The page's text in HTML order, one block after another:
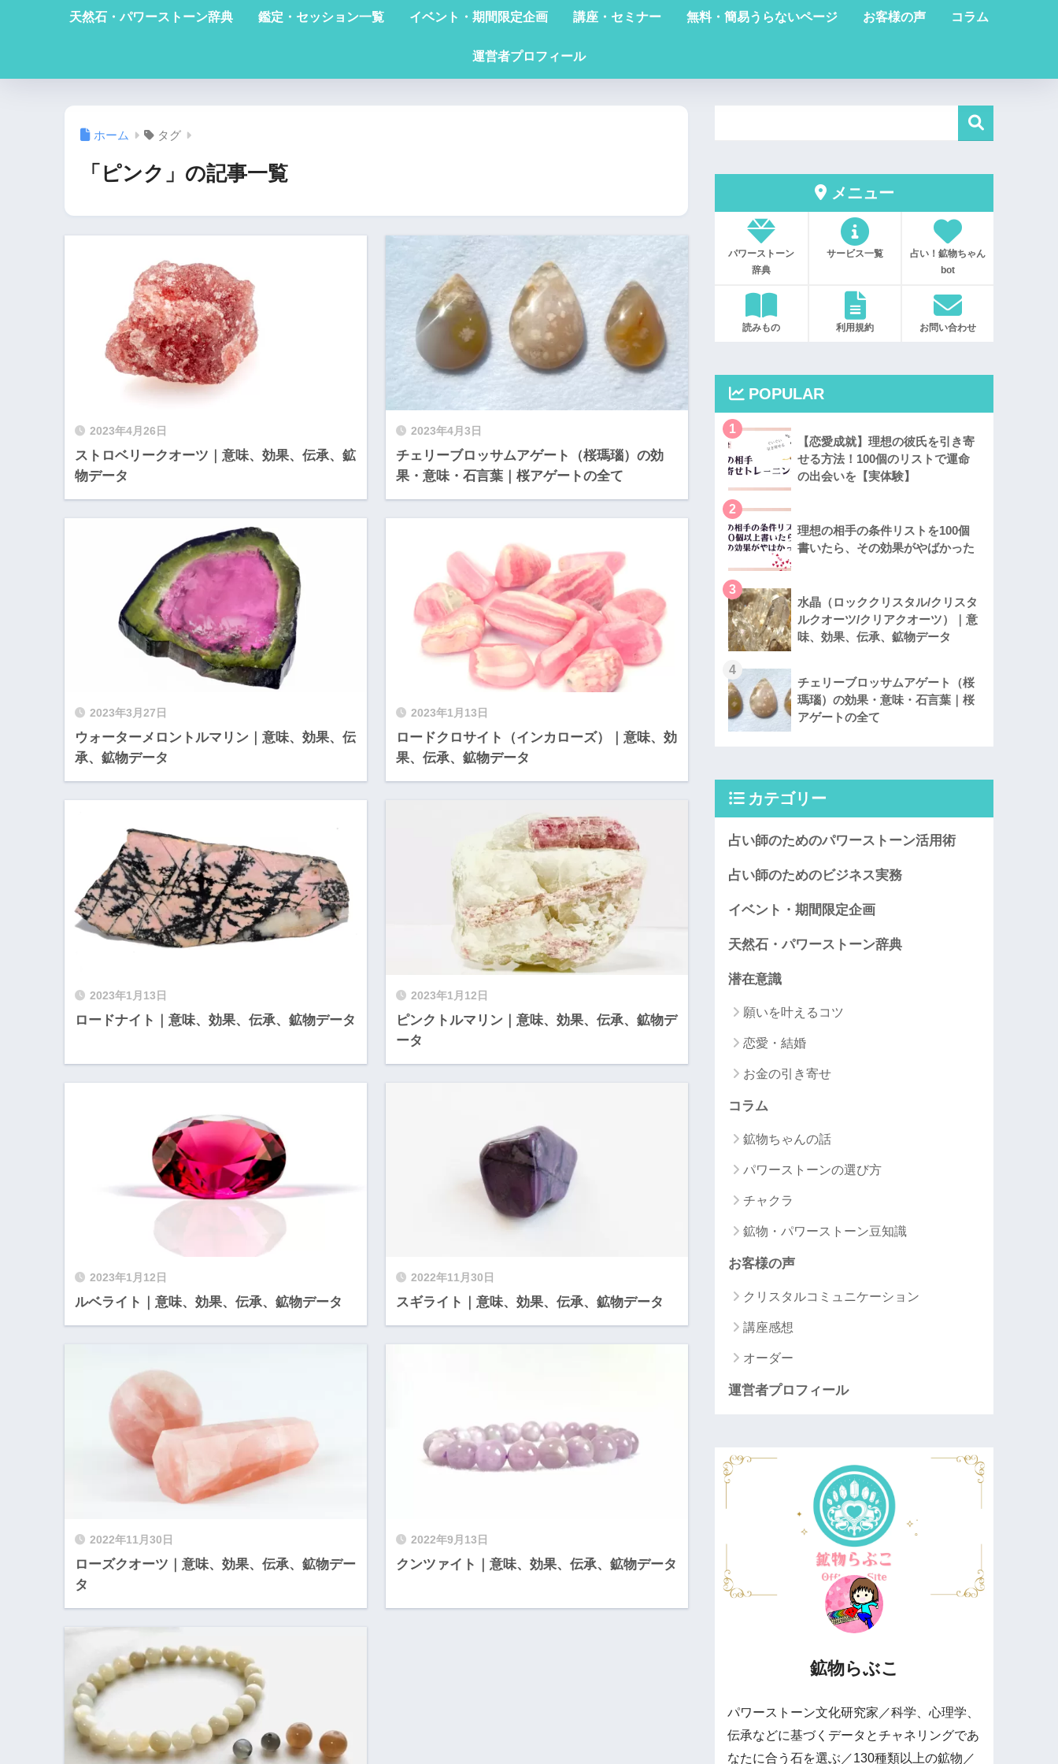
天然石・パワーストーン辞典 鑑定・セッション一覧 イベント・期間限定企画 講座・セミナー 無料・簡易うらないページ お客様の声 コラム
運営者プロフィール
ホーム タグ
「ピンク」の記事一覧
2023年4月26日
ストロベリークオーツ｜意味、効果、伝承、鉱
物データ
2023年4月3日
チェリーブロッサムアゲート（桜瑪瑙）の効
果・意味・石言葉｜桜アゲートの全て
2023年3月27日
ウォーターメロントルマリン｜意味、効果、伝
承、鉱物データ
2023年1月13日
ロードクロサイト（インカローズ）｜意味、効
果、伝承、鉱物データ
2023年1月13日
ロードナイト｜意味、効果、伝承、鉱物データ
2023年1月12日
ピンクトルマリン｜意味、効果、伝承、鉱物デ
ータ
2023年1月12日
ルベライト｜意味、効果、伝承、鉱物データ
2022年11月30日
スギライト｜意味、効果、伝承、鉱物データ
2022年11月30日
ローズクオーツ｜意味、効果、伝承、鉱物デー
タ
2022年9月13日
クンツァイト｜意味、効果、伝承、鉱物データ
メニュー
パワーストーン
辞典
サービス一覧
占い！鉱物ちゃん
bot
読みもの 利用規約 お問い合わせ
POPULAR
1
【恋愛成就】理想の彼氏を引き寄
せる方法！100個のリストで運命
の出会いを【実体験】
2
理想の相手の条件リストを100個
書いたら、その効果がやばかった
3
水晶（ロッククリスタル/クリスタ
ルクオーツ/クリアクオーツ）｜意
味、効果、伝承、鉱物データ
4
チェリーブロッサムアゲート（桜
瑪瑙）の効果・意味・石言葉｜桜
アゲートの全て
カテゴリー
占い師のためのパワーストーン活用術
占い師のためのビジネス実務
イベント・期間限定企画
天然石・パワーストーン辞典
潜在意識
願いを叶えるコツ
恋愛・結婚
お金の引き寄せ
コラム
鉱物ちゃんの話
パワーストーンの選び方
チャクラ
鉱物・パワーストーン豆知識
お客様の声
クリスタルコミュニケーション
講座感想
オーダー
運営者プロフィール
鉱物らぶこ
パワーストーン文化研究家／科学、心理学、
伝承などに基づくデータとチャネリングであ
なたに合う石を選ぶ／130種類以上の鉱物／